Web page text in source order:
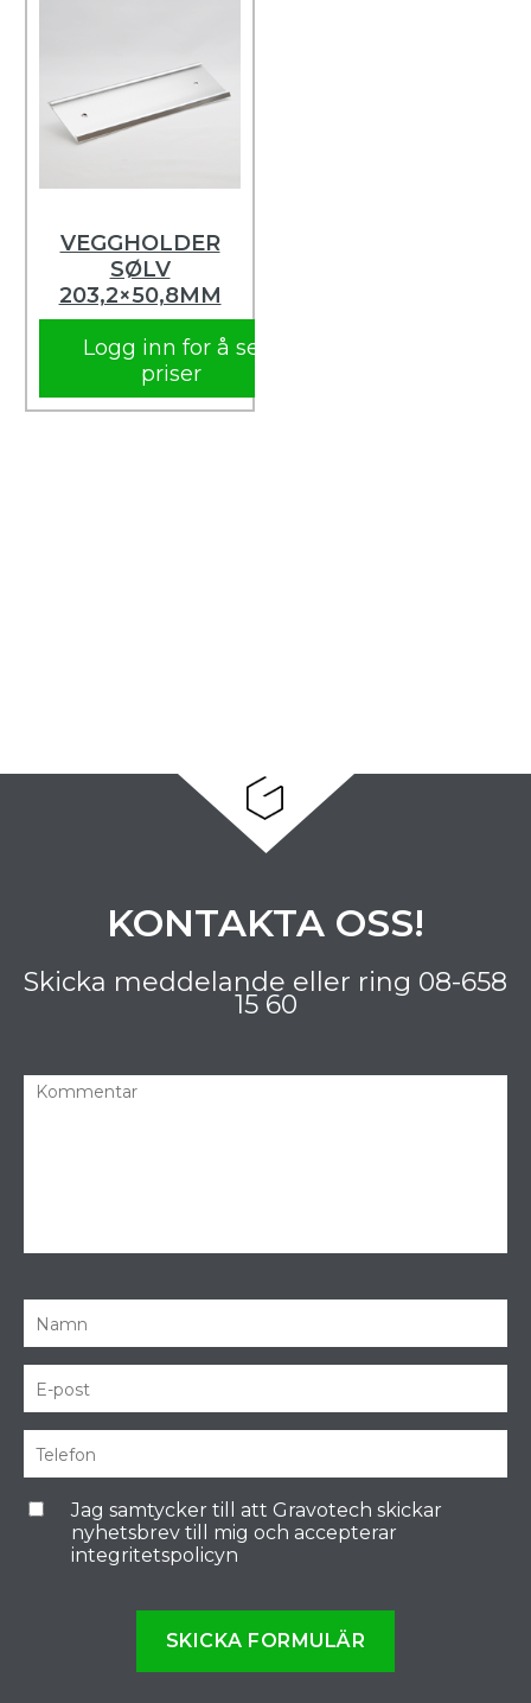
VEGGHOLDER
SØLV
203,2×50,8MM
Logg inn for å se
priser
KONTAKTA OSS!
Skicka meddelande eller ring 08-658
15 60
Jag samtycker till att Gravotech skickar
nyhetsbrev till mig och accepterar
integritetspolicyn
SKICKA FORMULÄR